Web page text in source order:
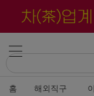
홈 해외직구